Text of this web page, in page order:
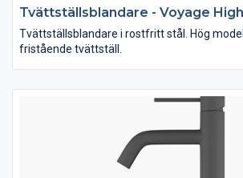
Tvättställsblandare - Voyage
Tvättställsblandare i rostfritt stål. Hög
fristående tvättställ.